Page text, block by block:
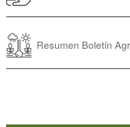
Resumen Boletín